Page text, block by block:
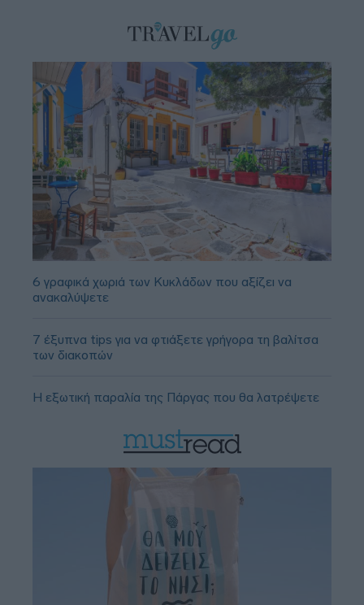
6 γραφικά χωριά των Κυκλάδων που αξίζει να
ανακαλύψετε
7 έξυπνα tips για να φτιάξετε γρήγορα τη βαλίτσα
των διακοπών
Η εξωτική παραλία της Πάργας που θα λατρέψετε